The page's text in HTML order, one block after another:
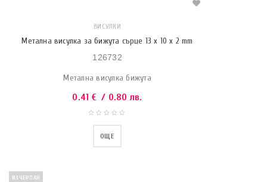
ВИСУЛКИ
Метална висулка за бижута сърце 13 x 10 x 2 mm
126732
Метална висулка бижута
0.41 € / 0.80 лв.
ОЩЕ
ИЗЧЕРПАН